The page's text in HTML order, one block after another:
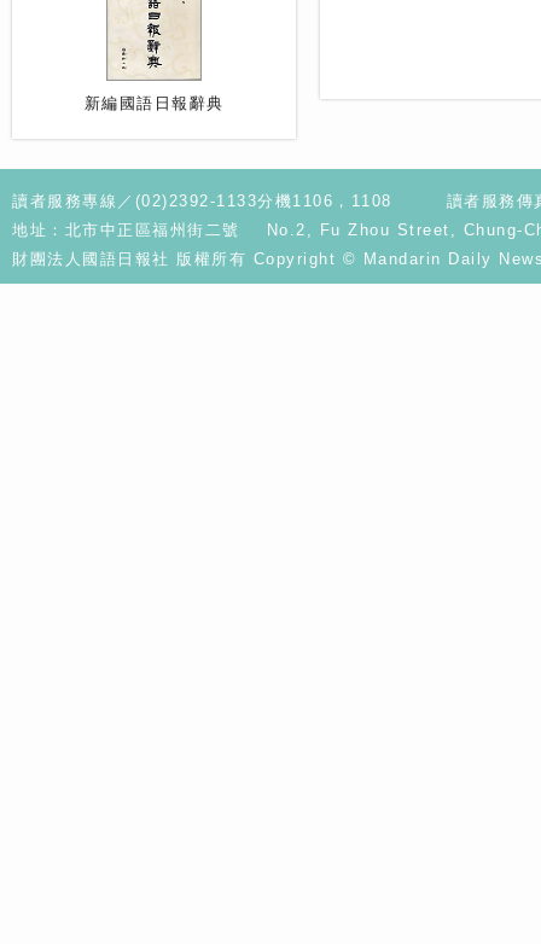
新編國語日報辭典
讀者服務專線／(02)2392-1133分機1106，1108
讀者服務
地址：北市中正區福州街二號 No.2, Fu Zhou Street, Chung-
財團法人國語日報社 版權所有 Copyright © Mandarin Daily